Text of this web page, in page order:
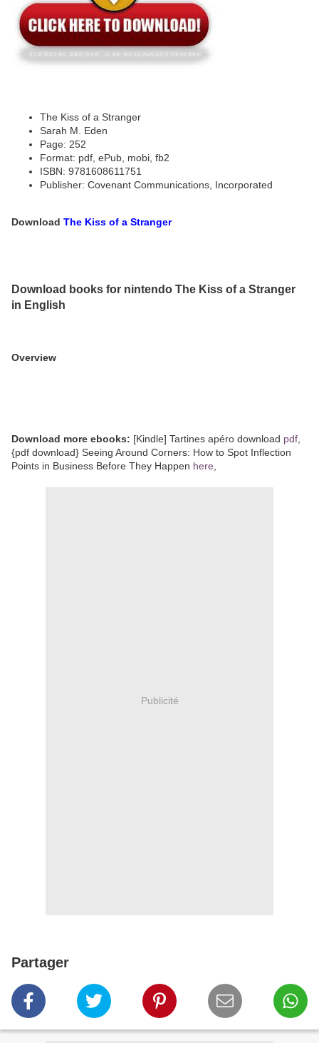
The Kiss of a Stranger
Sarah M. Eden
Page: 252
Format: pdf, ePub, mobi, fb2
ISBN: 9781608611751
Publisher: Covenant Communications, Incorporated
Download The Kiss of a Stranger
Download books for nintendo The Kiss of a Stranger
in English
Overview
Download more ebooks: [Kindle] Tartines apéro download pdf
{pdf download} Seeing Around Corners: How to Spot Inflection
Points in Business Before They Happen here
Publicité
Partager